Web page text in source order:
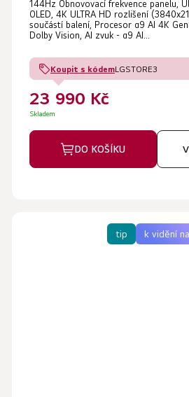
144Hz Obnovovací frekvence panelu,
OLED, 4K ULTRA HD rozlišení
součástí balení, Procesor α9 AI 4K
Dolby Vision, AI zvuk - α9 AI...
Koupit s kódemLGSTORE3
23 990 Kč
Skladem
DO KOŠÍKU
tip k vidění